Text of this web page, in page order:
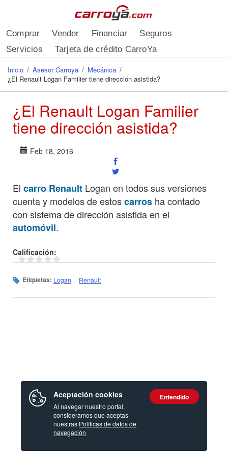
Comprar Vender Financiar
Seguros
Servicios
Tarjeta de crédito CarroYa
Se encuentra usted aquí
Inicio / Asesor Carroya / Mecánica /
¿El Renault Logan Familier tiene dirección asistida?
¿El Renault Logan Familier
tiene dirección asistida?
Feb 18, 2016
El carro Renault Logan en todos sus versiones
cuenta y modelos de estoscarros ha contado
con sistema de dirección asistida en el
automóvil.
Calificación:
Etiquetas: Logan Renault
Aceptación cookies
Al navegar nuestro portal,
consideramos que aceptas
nuestras Políticas de datos de
navegación
Entendido